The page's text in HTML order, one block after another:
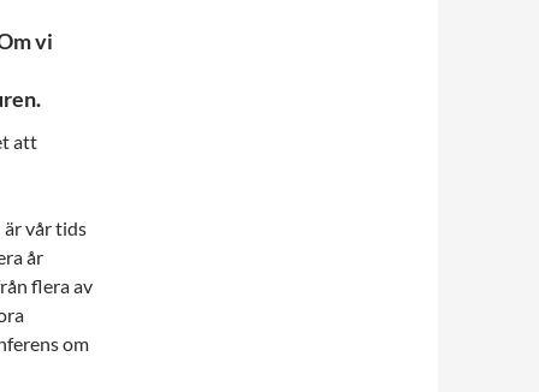
vi
att
vår tids
år
flera av
om